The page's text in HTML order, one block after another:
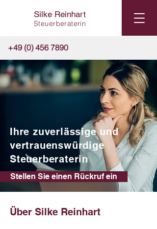
Silke Reinhart
Steuerberaterin
+49 (0) 456 7890
Ihre zuverlässige und
vertrauenswürdige
Steuerberaterin
Stellen Sie einen Rückruf ein
Über Silke Reinhart